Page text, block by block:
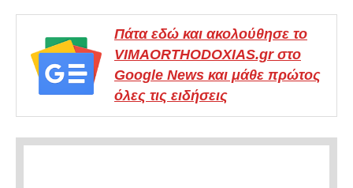
Πάτα εδώ και ακολούθησε το
VIMAORTHODOXIAS.gr στο
Google News και μάθε πρώτος
όλες τις ειδήσεις